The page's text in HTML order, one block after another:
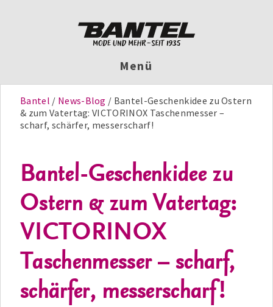
Menü
Bantel News-Blog
Bantel-Geschenkidee zu Ostern
& zum Vatertag: VICTORINOX Taschenmesser –
scharf, schärfer, messerscharf!
Bantel-Geschenkidee zu
Ostern & zum Vatertag:
VICTORINOX
Taschenmesser – scharf,
schärfer, messerscharf!